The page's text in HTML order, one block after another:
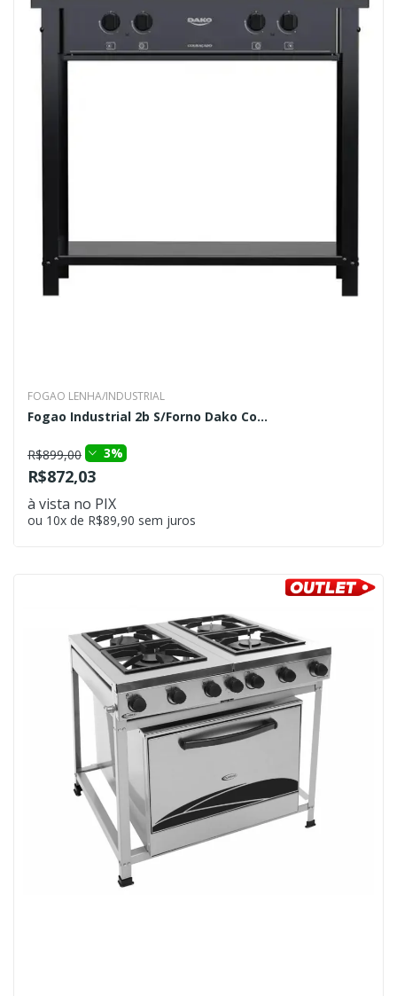
FOGAO LENHA/INDUSTRIAL
Fogao Industrial 2b S/Forno Dako Co...
R$899,00 3%
R$872,03
à vista no PIX
ou 10x de R$89,90 sem juros